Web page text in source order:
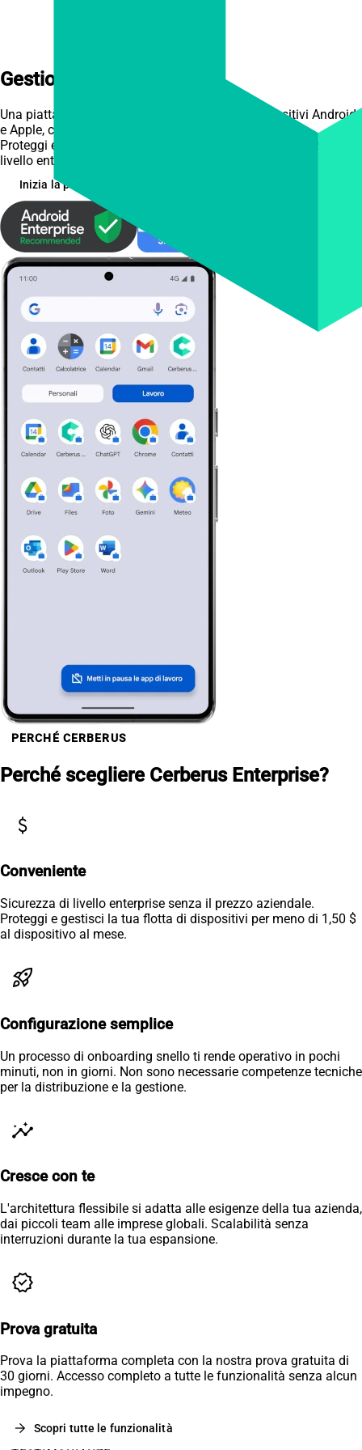
Gestione Mobile Sicura, Semplificata
Una piattaforma unificata per la gestione di dispositivi Android
e Apple, che supporta tutti i modelli di distribuzione.
Proteggi e gestisci i dispositivi aziendali con una sicurezza di
livello enterprise, facile da configurare e da usare.
Inizia la prova gratuita
PERCHÉ CERBERUS
Perché scegliere Cerberus Enterprise?
attach_money
Conveniente
Sicurezza di livello enterprise senza il prezzo aziendale.
Proteggi e gestisci la tua flotta di dispositivi per meno di 1,50 $
al dispositivo al mese.
rocket_launch
Configurazione semplice
Un processo di onboarding snello ti rende operativo in pochi
minuti, non in giorni. Non sono necessarie competenze tecniche
per la distribuzione e la gestione.
insights
Cresce con te
L'architettura flessibile si adatta alle esigenze della tua azienda,
dai piccoli team alle imprese globali. Scalabilità senza
interruzioni durante la tua espansione.
verified
Prova gratuita
Prova la piattaforma completa con la nostra prova gratuita di
30 giorni. Accesso completo a tutte le funzionalità senza alcun
impegno.
arrow_forward
Scopri tutte le funzionalità